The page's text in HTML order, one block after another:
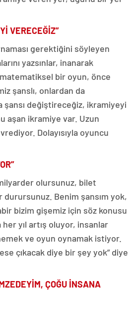
VERECEĞİZ”
gerektiğini söyleyen
yazsınlar, inanarak
bir oyun, önce
şanslı, onlardan da
şansı değiştireceğiz, ikramiyeyi
aşan ikramiye var. Uzun
Dolayısıyla oyuncu
milyarder olursunuz, bilet
durursunuz. Benim şansım yok,
bizim gişemiz için söz konusu
yıl artış oluyor, insanlar
ve oyun oynamak istiyor.
çıkacak diye bir şey yok” diye
ÇOĞU İNSANA